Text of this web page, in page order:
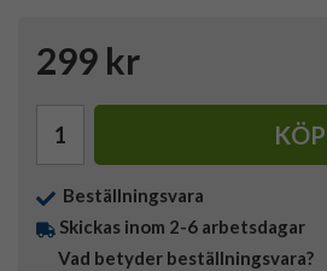
299 kr
KÖP
Beställningsvara
Skickas inom 2-6 arbetsdagar
Vad betyder beställningsvara?